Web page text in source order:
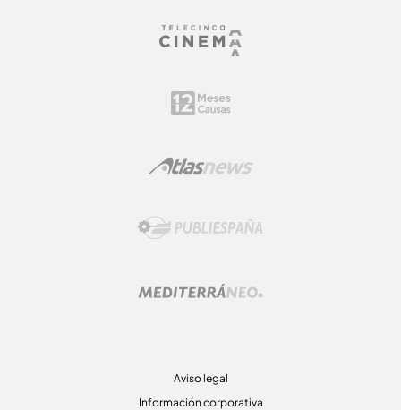
Aviso legal
Información corporativa